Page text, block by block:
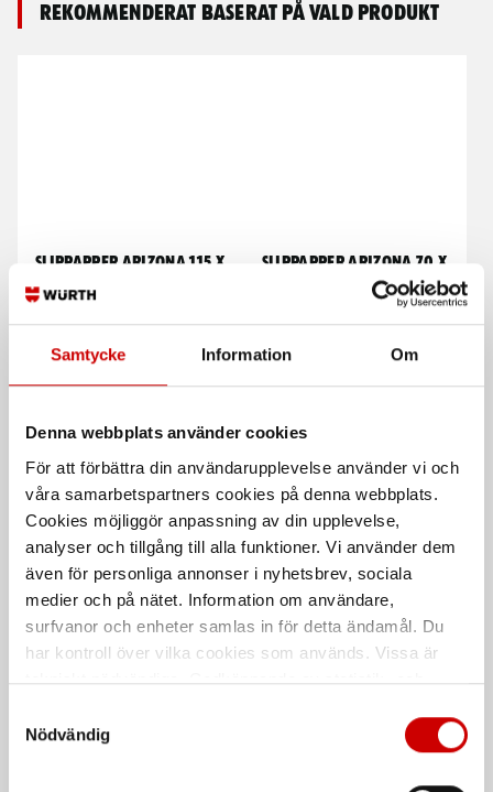
Samtycke Information Om
Denna webbplats använder cookies
För att förbättra din användarupplevelse använder vi och
våra samarbetspartners cookies på denna webbplats.
Cookies möjliggör anpassning av din upplevelse,
analyser och tillgång till alla funktioner. Vi använder dem
även för personliga annonser i nyhetsbrev, sociala
medier och på nätet. Information om användare,
surfvanor och enheter samlas in för detta ändamål. Du
har kontroll över vilka cookies som används. Vissa är
tekniskt nödvändiga. Godkännande av statistik- och
länder utanför EU med olika dataskyddsnormer. Genom
att godkänna samtycker du till sådana överföringar. Läs
Nödvändig
Rekommenderat baserat på vald produkt
Slippapper Arizona 115 x
Slippapper Arizona 70 x
Smärgelduk rulle 50m
Slippappersrullar 40mm x 50m
Slipremsa Autonet
De som köpte, köpte även
Kampanj